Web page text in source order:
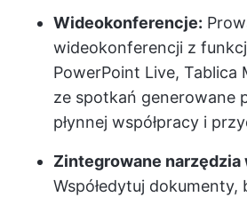
Wideokonferencje:
wideokonferencji z
PowerPoint Live,
ze spotkań generowane
płynnej współpracy i
Zintegrowane narzędzia
Współedytuj dokumenty,